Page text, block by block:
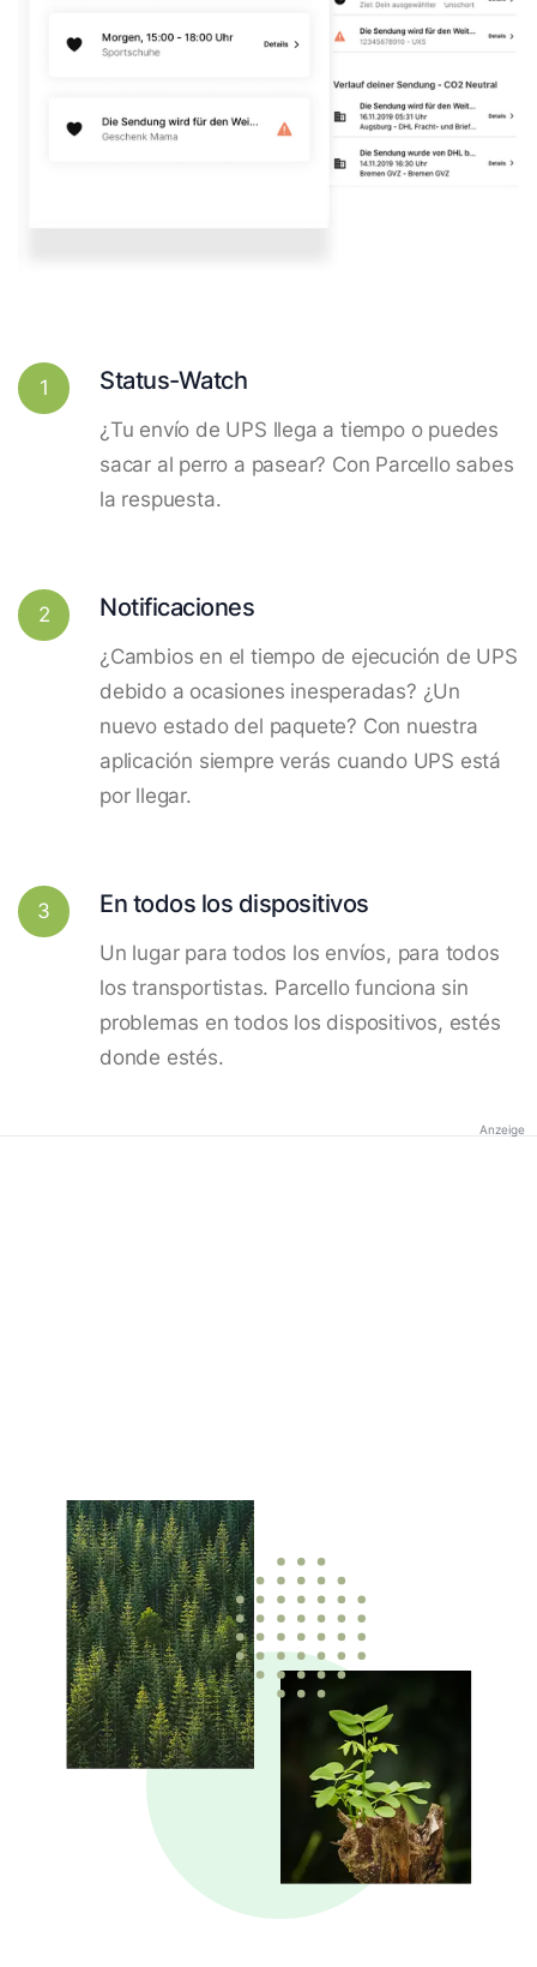
1 Status-Watch
¿Tu envío de UPS llega a tiempo o puedes
sacar al perro a pasear? Con Parcello sabes
la respuesta.
2 Notificaciones
¿Cambios en el tiempo de ejecución de UPS
debido a ocasiones inesperadas? ¿Un
nuevo estado del paquete? Con nuestra
aplicación siempre verás cuando UPS está
por llegar.
3 En todos los dispositivos
Un lugar para todos los envíos, para todos
los transportistas. Parcello funciona sin
problemas en todos los dispositivos, estés
donde estés.
Anzeige